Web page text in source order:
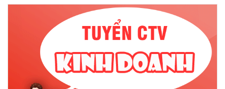
Có hàng trăm loại kính chống bụivới đặc điểm và tính năng
khác nhau. Nhưng lựa chọn hoàn hảo nhất đối với bạn là
kính
chống bụi
có tích hợp khả năng chống tia UV. Vì với những ai
thường xuyên phải làm việc ngoài trời thì việc tiếp xúc với tia UV
có hại là điều không thể tránh khỏi. Do đó, một chiếc kính bảo
hộ chống bụi có thể chống tia UV sẽ lựa chọn tốt nhất cho ban.